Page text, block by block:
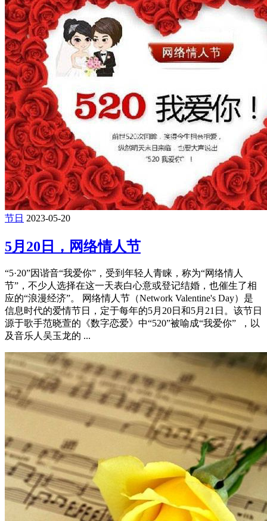
节日 2023-05-20
5月20日，网络情人节
“5·20”因谐音“我爱你”，受到年轻人青睐，称为“网络情人
节”，不少人选择在这一天表白心意或登记结婚，也催生了相
应的“浪漫经济”。 网络情人节（Network Valentine's Day）是
信息时代的爱情节日，定于每年的5月20日和5月21日。该节日
源于歌手范晓萱的《数字恋爱》中“520”被喻成“我爱你” ，以
及音乐人吴玉龙的 ...